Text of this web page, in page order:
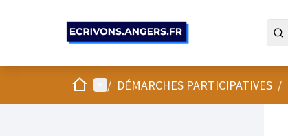
AccueilMenu principal
/ DÉMARCHES PARTICIPATIVES /